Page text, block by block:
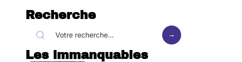
Recherche
Les immanquables